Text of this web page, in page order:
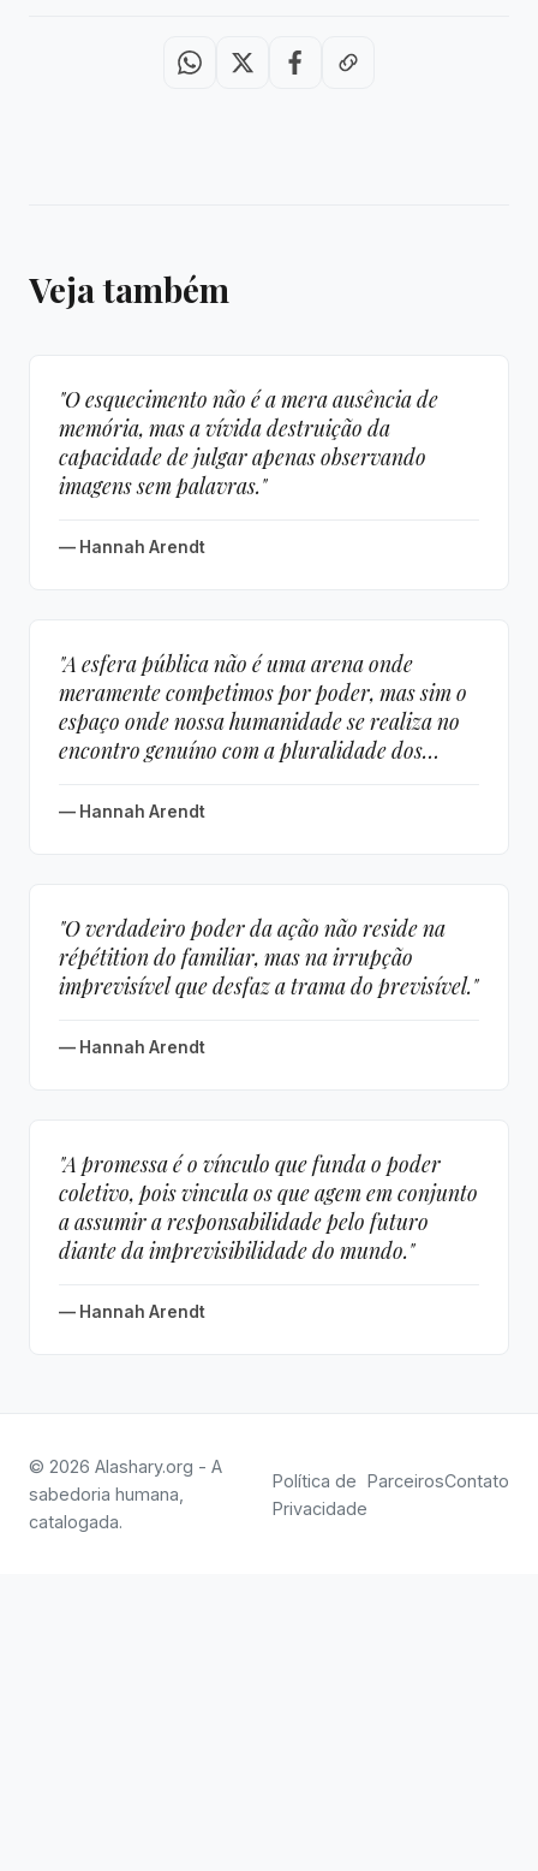
Veja também
"O esquecimento não é a mera ausência de
memória, mas a vívida destruição da
capacidade de julgar apenas observando
imagens sem palavras."
— Hannah Arendt
"A esfera pública não é uma arena onde
meramente competimos por poder, mas sim o
espaço onde nossa humanidade se realiza no
encontro genuíno com a pluralidade dos
— Hannah Arendt
"O verdadeiro poder da ação não reside na
répétition do familiar, mas na irrupção
imprevisível que desfaz a trama do previsível."
— Hannah Arendt
"A promessa é o vínculo que funda o poder
coletivo, pois vincula os que agem em conjunto
a assumir a responsabilidade pelo futuro
diante da imprevisibilidade do mundo."
— Hannah Arendt
© 2026 Alashary.org - A
sabedoria humana,
catalogada.
Política de
Privacidade
ParceirosContato